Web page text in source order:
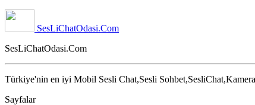
SesLiChatOdasi.Com
SesLiChatOdasi.Com
Türkiye'nin en iyi Mobil Sesli Chat,Sesli
Sayfalar